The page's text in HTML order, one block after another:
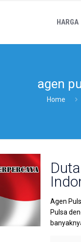
HARGA
agen
Home
Agen
Pulsa